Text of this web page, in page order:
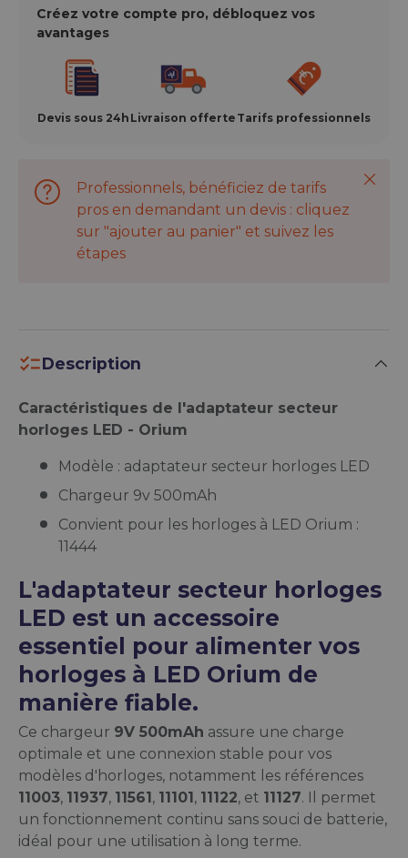
Créez votre compte pro, débloquez vos
avantages
Devis sous 24h Livraison offerte Tarifs professionnels
Professionnels, bénéficiez de tarifs
pros en demandant un devis : cliquez
sur "ajouter au panier" et suivez les
étapes
Description
Caractéristiques de l'adaptateur secteur
horloges LED - Orium
Modèle : adaptateur secteur horloges LED
Chargeur 9v 500mAh
Convient pour les horloges à LED Orium :
11444
L'adaptateur secteur horloges
LED est un accessoire
essentiel pour alimenter vos
horloges à LED Orium de
manière fiable.
Ce chargeur 9V 500mAh assure une charge
optimale et une connexion stable pour vos
modèles d'horloges, notamment les références
11003, 11937, 11561 , 11101 , 11122, et 11127. Il permet
un fonctionnement continu sans souci de batterie,
idéal pour une utilisation à long terme.